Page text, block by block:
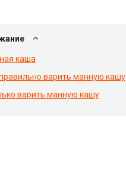
каша
варить манную кашу
варить манную кашу